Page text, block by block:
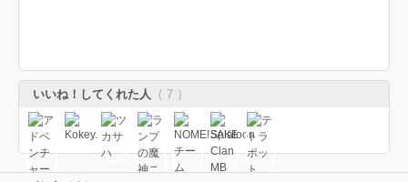
いいね！してくれた人 （ 7 ）